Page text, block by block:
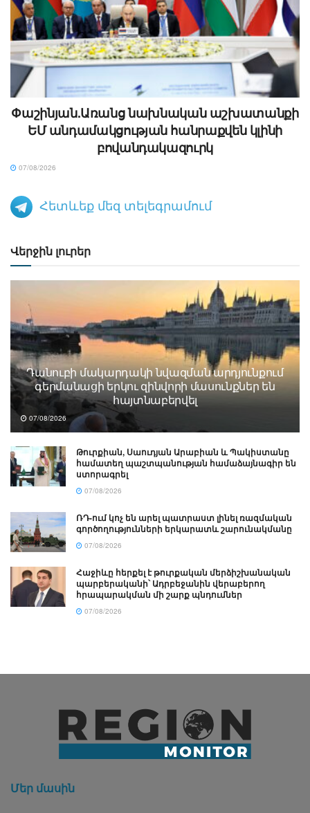
Փաշինյան.Առանց նախնական աշխատանքի
ԵՄ անդամակցության հանրաքվեն կլինի
բովանդակազուրկ
07/08/2026
Հետևեք մեզ տելեգրամում
Վերջին լուրեր
Դանուբի մակարդակի նվազման արդյունքում
գերմանացի երկու զինվորի մասունքներ են
հայտնաբերվել
07/08/2026
Թուրքիան, Սաուդյան Արաբիան և Պակիստանը
համատեղ պաշտպանության համաձայնագիր են
ստորագրել
07/08/2026
ՌԴ-ում կոչ են արել պատրաստ լինել ռազմական
գործողությունների երկարատև շարունակմանը
07/08/2026
Հաջիևը հերքել է թուրքական մերձիշխանական
պարբերականի՝ Ադրբեջանին վերաբերող
հրապարակման մի շարք պնդումներ
07/08/2026
Մեր մասին